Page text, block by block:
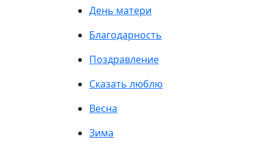
День матери
Благодарность
Поздравление
Сказать люблю
Весна
Зима